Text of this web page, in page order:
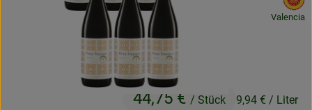
Speisekammer
44,75 € / Stück 9,94 € / Liter
Valencia